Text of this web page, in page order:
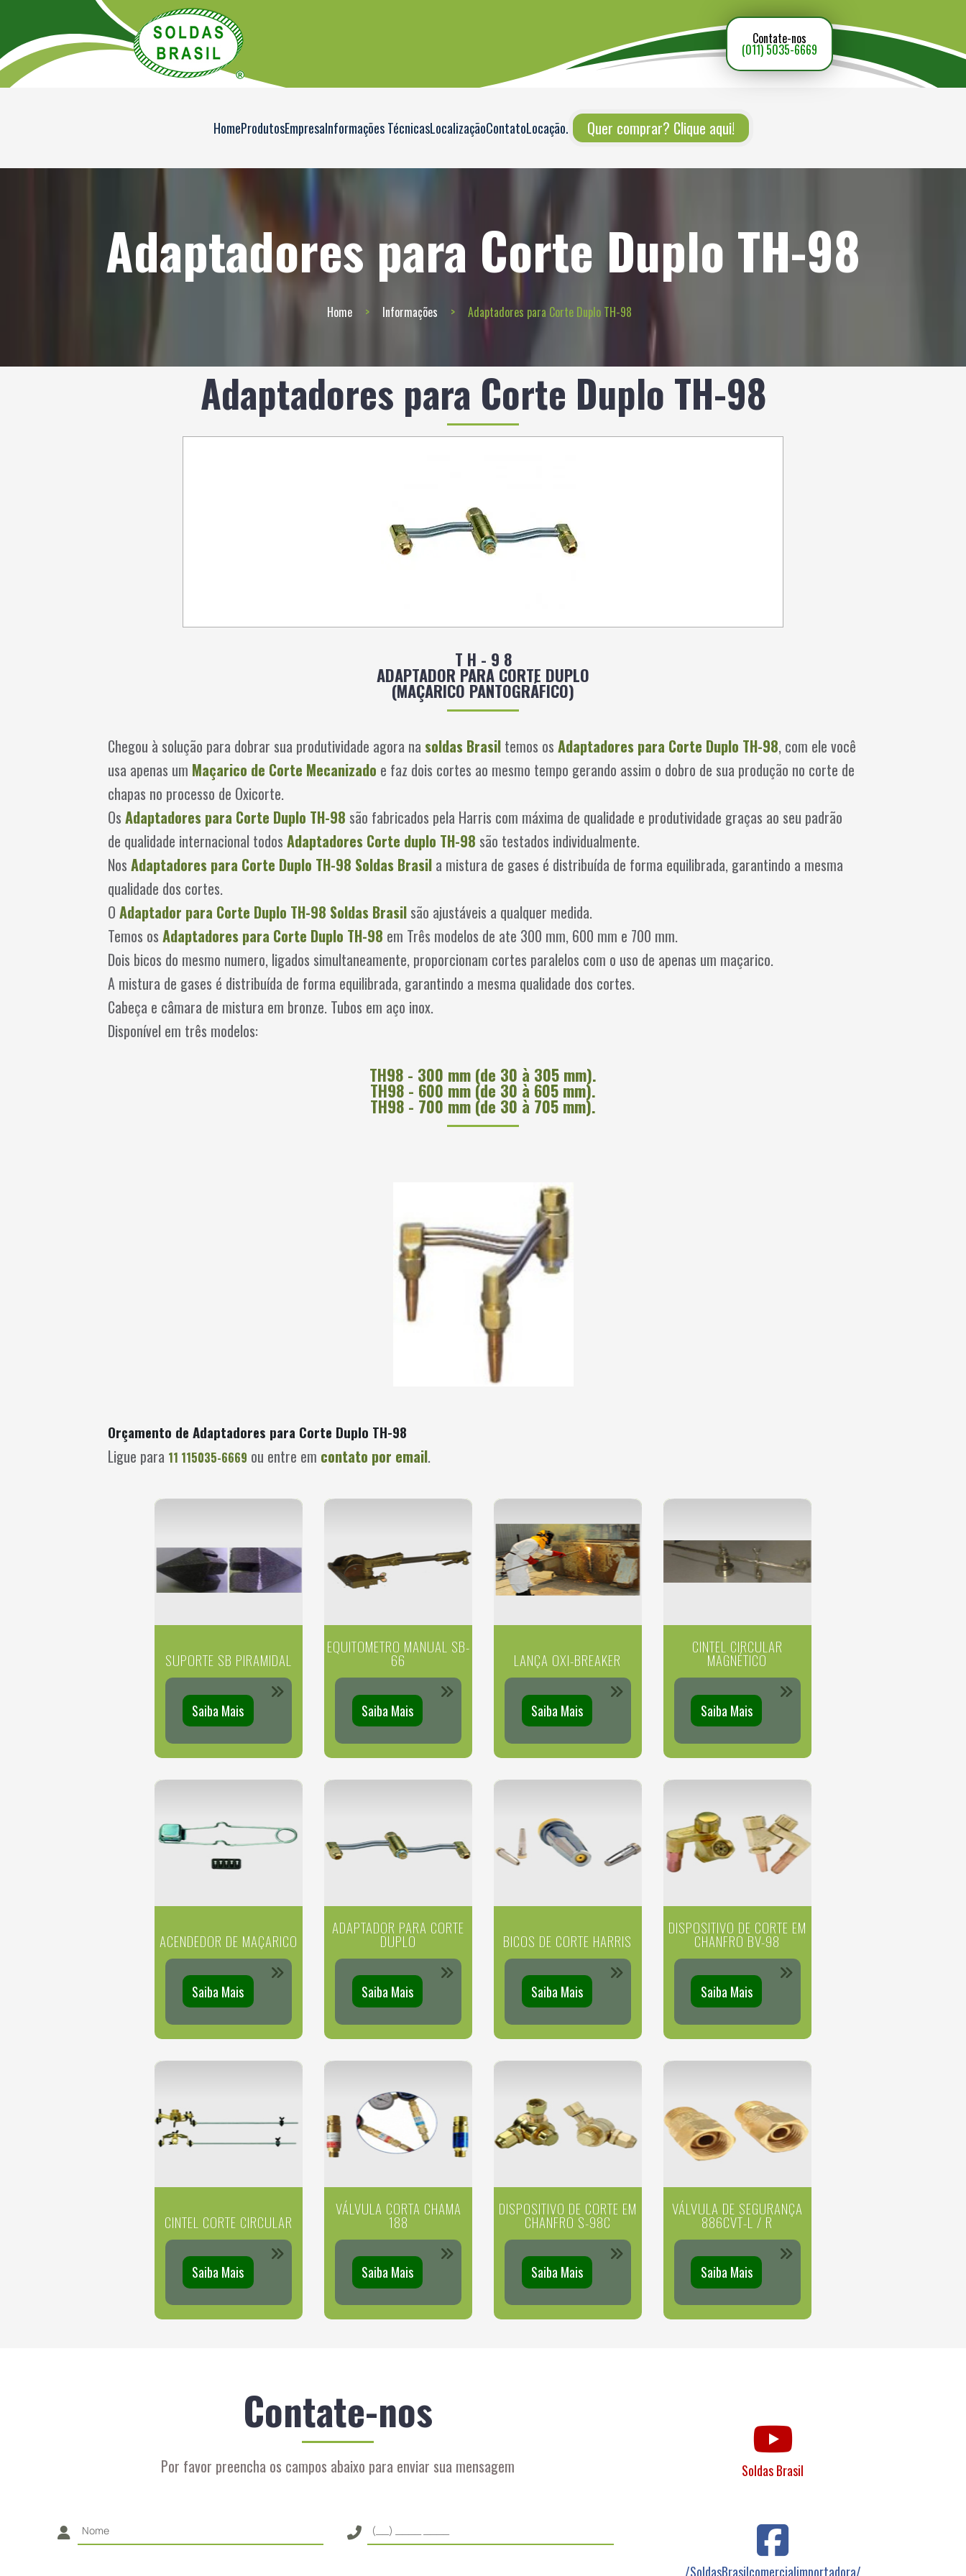
Contate-nos
(011) 5035-6669
HomeProdutosEmpresaInformações TécnicasLocalizaçãoContatoLocação. Quer comprar? Clique aqui!
Adaptadores para Corte Duplo TH-98
Home Informações Adaptadores para Corte Duplo TH-98
Adaptadores para Corte Duplo TH-98
T H - 9 8
ADAPTADOR PARA CORTE DUPLO
(MAÇARICO PANTOGRÁFICO)
Chegou à solução para dobrar sua produtividade agora na soldas Brasil temos os Adaptadores para Corte Duplo TH-98, com ele você
usa apenas um Maçarico de Corte Mecanizado e faz dois cortes ao mesmo tempo gerando assim o dobro de sua produção no corte de
chapas no processo de Oxicorte.
Os Adaptadores para Corte Duplo TH-98 são fabricados pela Harris com máxima de qualidade e produtividade graças ao seu padrão
de qualidade internacional todos Adaptadores Corte duplo TH-98 são testados individualmente.
Nos Adaptadores para Corte Duplo TH-98 Soldas Brasil a mistura de gases é distribuída de forma equilibrada, garantindo a mesma
qualidade dos cortes.
O Adaptador para Corte Duplo TH-98 Soldas Brasil são ajustáveis a qualquer medida.
Temos os Adaptadores para Corte Duplo TH-98 em Três modelos de ate 300 mm, 600 mm e 700 mm.
Dois bicos do mesmo numero, ligados simultaneamente, proporcionam cortes paralelos com o uso de apenas um maçarico.
A mistura de gases é distribuída de forma equilibrada, garantindo a mesma qualidade dos cortes.
Cabeça e câmara de mistura em bronze. Tubos em aço inox.
Disponível em três modelos:
TH98 - 300 mm (de 30 à 305 mm).
TH98 - 600 mm (de 30 à 605 mm).
TH98 - 700 mm (de 30 à 705 mm).
Orçamento de Adaptadores para Corte Duplo TH-98
Ligue para 11 115035-6669 ou entre em contato por email.
SUPORTE SB PIRAMIDAL
Saiba Mais
EQUITOMETRO MANUAL SB-
66
Saiba Mais
LANÇA OXI-BREAKER
Saiba Mais
CINTEL CIRCULAR
MAGNÉTICO
Saiba Mais
ACENDEDOR DE MAÇARICO
Saiba Mais
ADAPTADOR PARA CORTE
DUPLO
Saiba Mais
BICOS DE CORTE HARRIS
Saiba Mais
DISPOSITIVO DE CORTE EM
CHANFRO BV-98
Saiba Mais
CINTEL CORTE CIRCULAR
Saiba Mais
VÁLVULA CORTA CHAMA
188
Saiba Mais
DISPOSITIVO DE CORTE EM
CHANFRO S-98C
Saiba Mais
VÁLVULA DE SEGURANÇA
886CVT-L / R
Saiba Mais
Contate-nos
Por favor preencha os campos abaixo para enviar sua mensagem Soldas Brasil
/SoldasBrasilcomercialimportadora/